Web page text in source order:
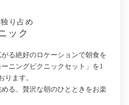
り占め
ック
る絶好のロケーションで朝食を
ニングピクニックセット」を1
ります。
る、贅沢な朝のひとときをお楽